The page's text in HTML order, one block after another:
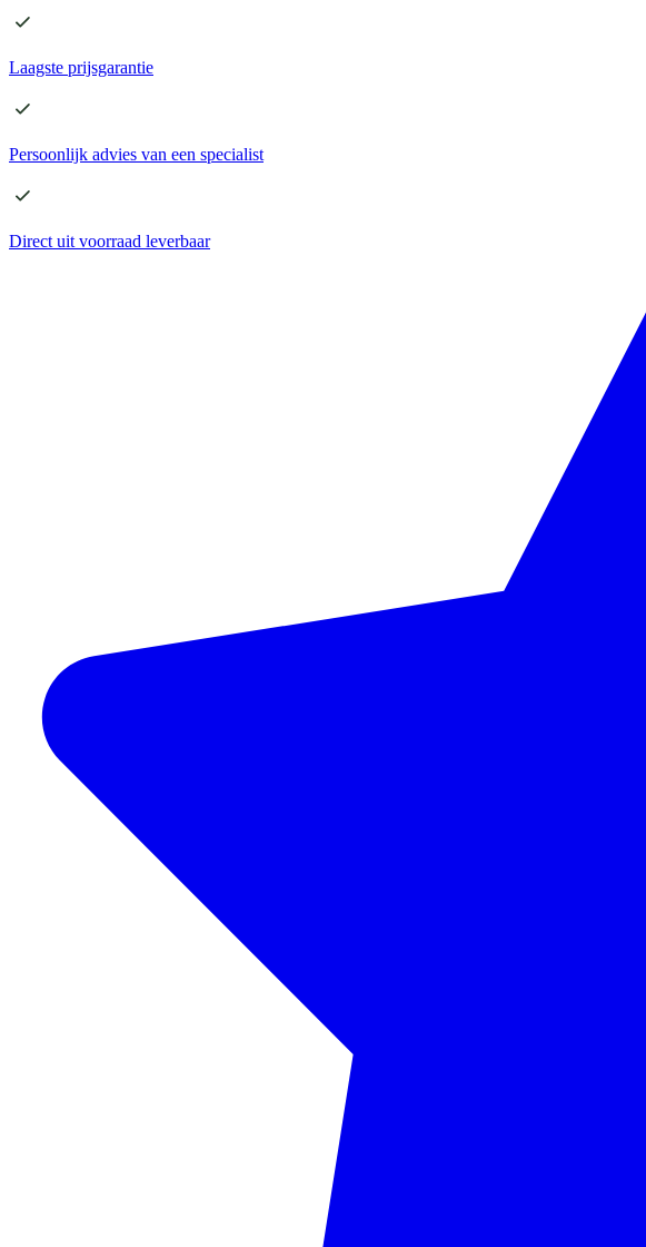
Laagste prijsgarantie
Persoonlijk advies van een specialist
Direct uit voorraad leverbaar